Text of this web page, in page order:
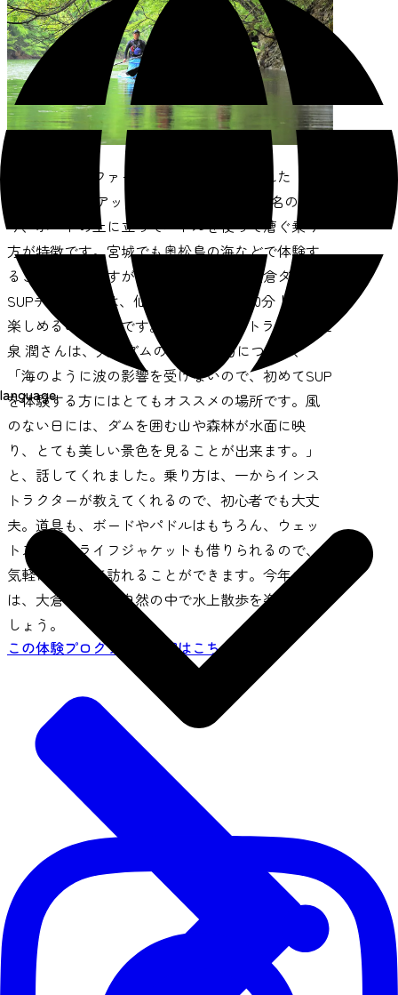
language
ハワイのサーファーたちによって始められた
SUP(スタンドアップパドルボード)。その名の通
り、ボードの上に立ってパドルを使って漕ぐ乗り
方が特徴です。宮城でも奥松島の海などで体験す
ることができますが、今回ご紹介する大倉ダムの
SUPチャレンジは、仙台市内から車で40分！気軽に
楽しめるのが特徴です。SUPのインストラクター巨
泉 潤さんは、大倉ダムのSUPの魅力について、
「海のように波の影響を受けないので、初めてSUP
を体験する方にはとてもオススメの場所です。風
のない日には、ダムを囲む山や森林が水面に映
り、とても美しい景色を見ることが出来ます。」
と、話してくれました。乗り方は、一からインス
トラクターが教えてくれるので、初心者でも大丈
夫。道具も、ボードやパドルはもちろん、ウェッ
トスーツやライフジャケットも借りられるので、
気軽に安心して訪れることができます。今年の夏
は、大倉ダムの大自然の中で水上散歩を楽しみま
しょう。
この体験プログラムの詳細はこちら